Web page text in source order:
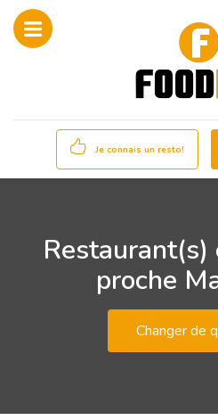
Je connais un resto!
proche
Changer de